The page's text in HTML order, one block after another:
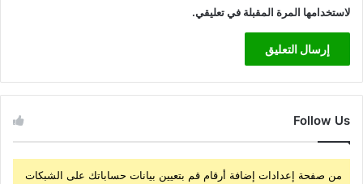
لاستخدامها المرة المقبلة في تعليقي.
Follow Us
من صفحة إعدادات إضافة أرقام قم بتعيين بيانات حساباتك على الشبكات